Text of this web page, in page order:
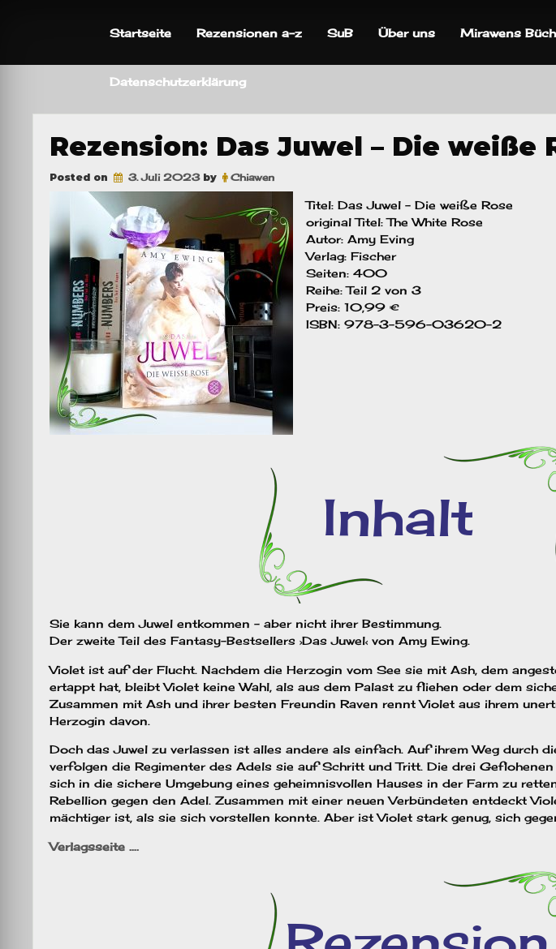
Startseite Rezensionen a-z SuB Über uns Mirawens
Datenschutzerklärung
Rezension: Das Juwel – Die weiße
Posted on 3. Juli 2023by Chiawen
Titel: Das Juwel – Die weiße Rose
original Titel: The White Rose
Autor: Amy Eving
Verlag: Fischer
Seiten: 400
Reihe: Teil 2 von 3
Preis: 10,99 €
ISBN: 978-3-596-03620-2
Sie kann dem Juwel entkommen – aber nicht ihrer Bestimmung.
Der zweite Teil des Fantasy-Bestsellers ›Das Juwel‹ von Amy Ewing.
Violet ist auf der Flucht. Nachdem die Herzogin vom See sie mit Ash, dem
ertappt hat, bleibt Violet keine Wahl, als aus dem Palast zu fliehen oder dem
Zusammen mit Ash und ihrer besten Freundin Raven rennt Violet aus ihrem
Herzogin davon.
Doch das Juwel zu verlassen ist alles andere als einfach. Auf ihrem Weg durch
verfolgen die Regimenter des Adels sie auf Schritt und Tritt. Die drei
sich in die sichere Umgebung eines geheimnisvollen Hauses in der Farm zu
Rebellion gegen den Adel. Zusammen mit einer neuen Verbündeten entdeckt
mächtiger ist, als sie sich vorstellen konnte. Aber ist Violet stark genug, sich
Verlagsseite ….